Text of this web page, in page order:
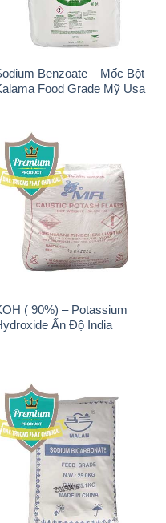
KOH ( 90%) – Potassium
Hydroxide Ấn Độ India
Sodium Bicarbonate – Bicar
NaHCO3 Feed Grade Malan
Trung Quốc China